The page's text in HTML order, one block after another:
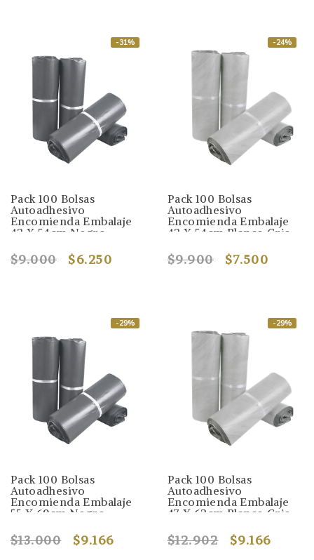
-31%
Pack 100 Bolsas
Autoadhesivo
Encomienda Embalaje
42 X 54cm Negro
$9.000 $6.250
-24%
Pack 100 Bolsas
Autoadhesivo
Encomienda Embalaje
42 X 54cm Blanco Gris
$9.900 $7.500
-29%
Pack 100 Bolsas
Autoadhesivo
Encomienda Embalaje
55 X 69cm Negro
$13.000 $9.166
-29%
Pack 100 Bolsas
Autoadhesivo
Encomienda Embalaje
47 X 62cm Blanco Gris
$12.902 $9.166